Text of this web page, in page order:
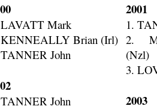
Mark
Brian (Irl)
John
John
2001
1.
2.
(Nzl)
3.
2003